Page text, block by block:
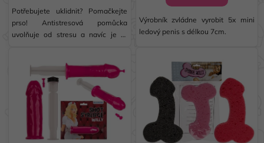
Potřebujete uklidnit? Pomačkejte
prso! Antistresová pomůcka
uvolňuje od stresu a navíc je to
neváhejte darovat jakémukoliv
šprýmaři.
Výrobník zvládne vyrobit 5x mini
ledový penis s délkou 7cm.